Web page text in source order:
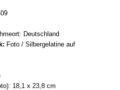
Deutschland
Foto / Silbergelatine auf
18,1 x 23,8 cm